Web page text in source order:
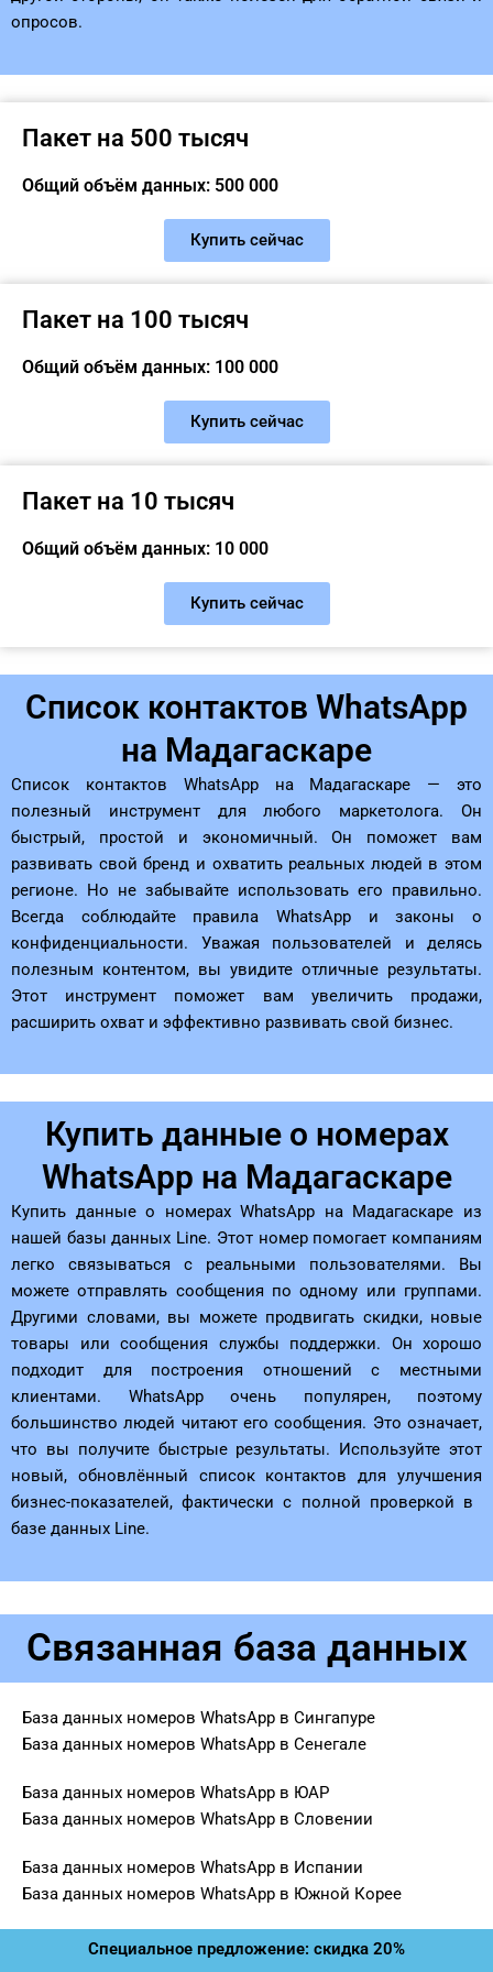
опросов.
Пакет на 500 тысяч
Общий объём данных: 500 000
Купить сейчас
Пакет на 100 тысяч
Общий объём данных: 100 000
Купить сейчас
Пакет на 10 тысяч
Общий объём данных: 10 000
Купить сейчас
Список контактов WhatsApp
на Мадагаскаре
Список контактов WhatsApp на Мадагаскаре — это
полезный инструмент для любого маркетолога. Он
быстрый, простой и экономичный. Он поможет вам
развивать свой бренд и охватить реальных людей в этом
регионе. Но не забывайте использовать его правильно.
Всегда соблюдайте правила WhatsApp и законы о
конфиденциальности. Уважая пользователей и делясь
полезным контентом, вы увидите отличные результаты.
Этот инструмент поможет вам увеличить продажи,
расширить охват и эффективно развивать свой бизнес.
Купить данные о номерах
WhatsApp на Мадагаскаре
Купить данные о номерах WhatsApp на Мадагаскаре из
нашей базы данных Line. Этот номер помогает компаниям
легко связываться с реальными пользователями. Вы
можете отправлять сообщения по одному или группами.
Другими словами, вы можете продвигать скидки, новые
товары или сообщения службы поддержки. Он хорошо
подходит для построения отношений с местными
клиентами. WhatsApp очень популярен, поэтому
большинство людей читают его сообщения. Это означает,
что вы получите быстрые результаты. Используйте этот
новый, обновлённый список контактов для улучшения
бизнес-показателей, фактически с полной проверкой в ​​
базе данных Line.
Связанная база данных
База данных номеров WhatsApp в Сингапуре
База данных номеров WhatsApp в Сенегале
База данных номеров WhatsApp в ЮАР
База данных номеров WhatsApp в Словении
База данных номеров WhatsApp в Испании
База данных номеров WhatsApp в Южной Корее
Специальное предложение: скидка 20%